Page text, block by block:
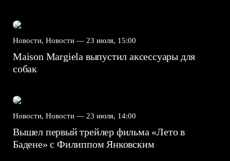
Новости, Новости — 23 июля, 15:00
Maison Margiela выпустил аксессуары для
собак
Новости, Новости — 23 июля, 14:00
Вышел первый трейлер фильма «Лето в
Бадене» с Филиппом Янковским